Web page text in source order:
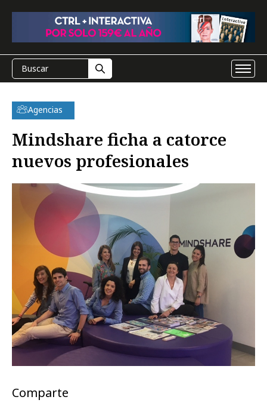
Agencias
Mindshare ficha a catorce
nuevos profesionales
Comparte